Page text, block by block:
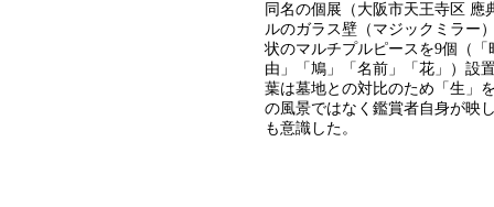
同名の個展（大阪市天王寺区
ルのガラス壁（マジックミラー
状のマルチプルピースを9個（
由」「鳩」「名前」「花」）設
葉は墓地との対比のため「生」
の風景ではなく鑑賞者自身が映
も意識した。